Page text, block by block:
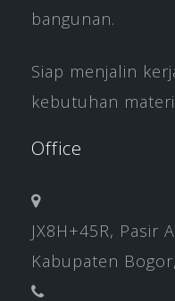
bangunan.
Siap menjalin
kebutuhan
Office
JX8H+45R, Pasir
Kabupaten